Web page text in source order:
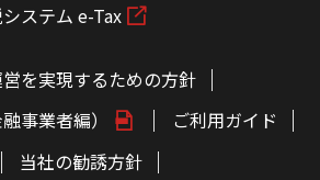
ステム e-Tax
を実現するための方針
事業者編）
ご利用ガイド
当社の勧誘方針